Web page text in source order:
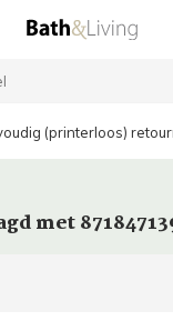
(printerloos)
met